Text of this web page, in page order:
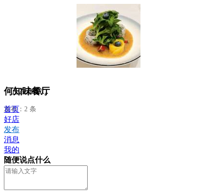
何知味餐厅
发布：2 条
正在加载...
首页
好店
发布
消息
我的
随便说点什么